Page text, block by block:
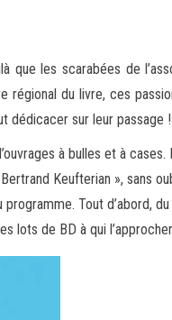
que les scarabées de
régional du livre, ces
dédicacer sur leur passage !
à bulles et à
Keufterian », sans
Tout d’abord,
lots de BD à qui